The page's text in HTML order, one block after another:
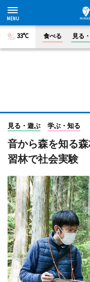
33°C 食べる 見る
見る・遊ぶ 学ぶ・知る
音から森を知る
習林で社会実験